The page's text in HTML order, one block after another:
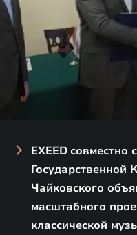
EXEEDсовместно
Государственной
Чайковского
масштабного
классической